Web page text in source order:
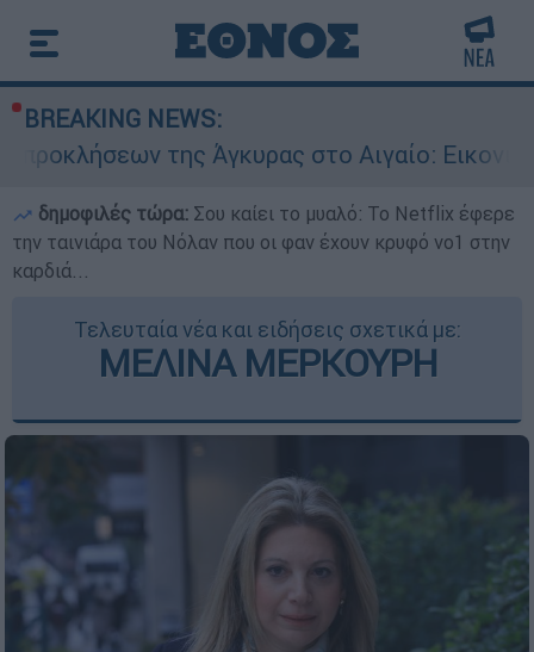
BREAKING NEWS:
της Άγκυρας στο Αιγαίο: Εικονική
δημοφιλές τώρα: Σου καίει το μυαλό: Το Netflix έφερε
την ταινιάρα του Νόλαν που οι φαν έχουν κρυφό νο1 στην
καρδιά...
Τελευταία νέα και ειδήσεις σχετικά με:
ΜΕΛΙΝΑ ΜΕΡΚΟΥΡΗ